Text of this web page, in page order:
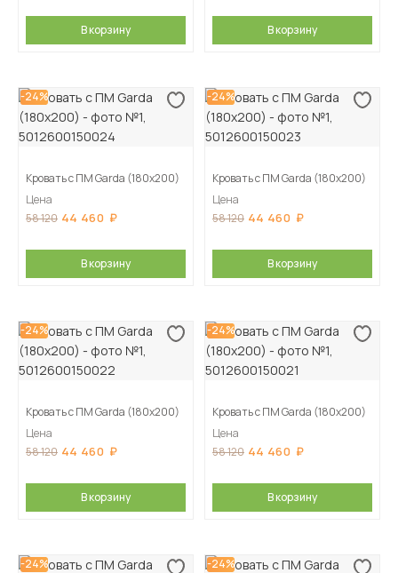
В корзину В корзину
-24%
Кровать с ПМ Garda (180х200)
Цена
58 120 44 460
В корзину
-24%
Кровать с ПМ Garda (180х200)
Цена
58 120 44 460
В корзину
-24%
Кровать с ПМ Garda (180х200)
Цена
58 120 44 460
В корзину
-24%
Кровать с ПМ Garda (180х200)
Цена
58 120 44 460
В корзину
-24% -24%